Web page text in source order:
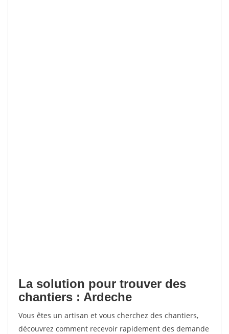
La solution pour trouver des
chantiers : Ardeche
Vous êtes un artisan et vous cherchez des chantiers,
découvrez comment recevoir rapidement des demande